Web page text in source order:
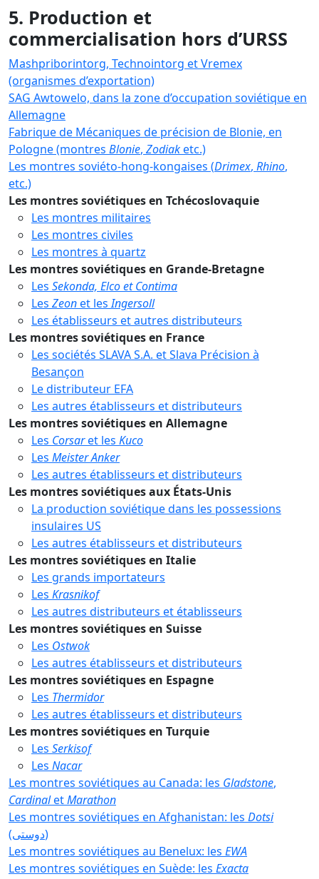
5. Production et
commercialisation hors d’URSS
Mashpriborintorg, Technointorg et Vremex
(organismes d’exportation)
SAG Awtowelo, dans la zone d’occupation soviétique en
Allemagne
Fabrique de Mécaniques de précision de Blonie, en
Pologne (montres Blonie, Zodiaketc.)
Les montres soviéto-hong-kongaises (Drimex, Rhino,
etc.)
Les montres soviétiques en Tchécoslovaquie
Les montres militaires
Les montres civiles
Les montres à quartz
Les montres soviétiques en Grande-Bretagne
Les Sekonda, Elco et Contima
Les Zeonet lesIngersoll
Les établisseurs et autres distributeurs
Les montres soviétiques en France
Les sociétés SLAVA S.A. et Slava Précision à
Besançon
Le distributeur EFA
Les autres établisseurs et distributeurs
Les montres soviétiques en Allemagne
Les Corsaret les Kuco
Les Meister Anker
Les autres établisseurs et distributeurs
Les montres soviétiques aux États-Unis
La production soviétique dans les possessions
insulaires US
Les autres établisseurs et distributeurs
Les montres soviétiques en Italie
Les grands importateurs
Les Krasnikof
Les autres distributeurs et établisseurs
Les montres soviétiques en Suisse
Les Ostwok
Les autres établisseurs et distributeurs
Les montres soviétiques en Espagne
Les Thermidor
Les autres établisseurs et distributeurs
Les montres soviétiques en Turquie
Les Serkisof
Les Nacar
Les montres soviétiques au Canada: les Gladstone,
CardinaletMarathon
Les montres soviétiques en Afghanistan: les Dotsi
(دوستی)
Les montres soviétiques au Benelux: les EWA
Les montres soviétiques en Suède: les Exacta